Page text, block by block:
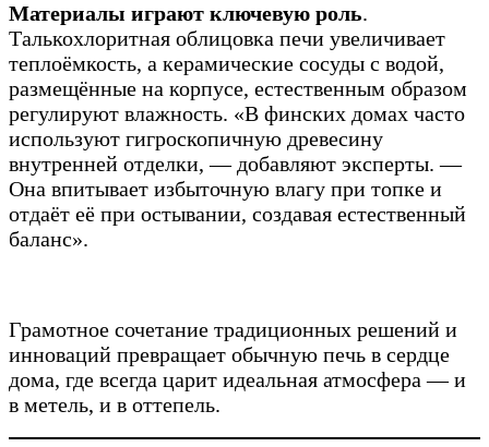
Материалы играют ключевую роль.
Талькохлоритная облицовка печи увеличивает
теплоёмкость, а керамические сосуды с водой,
размещённые на корпусе, естественным образом
регулируют влажность. «В финских домах часто
используют гигроскопичную древесину
внутренней отделки, — добавляют эксперты. —
Она впитывает избыточную влагу при топке и
отдаёт её при остывании, создавая естественный
баланс».
Грамотное сочетание традиционных решений и
инноваций превращает обычную печь в сердце
дома, где всегда царит идеальная атмосфера — и
в метель, и в оттепель.